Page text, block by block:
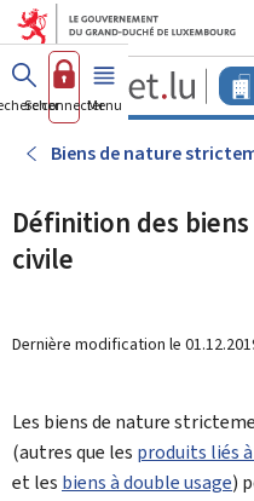
Aller au
Aller
Se connecterMenu principal
Biens de nature
Définition des
civile
Dernière modification le
Les biens de nature
(autres que les produits liés
et les biens à double usage)